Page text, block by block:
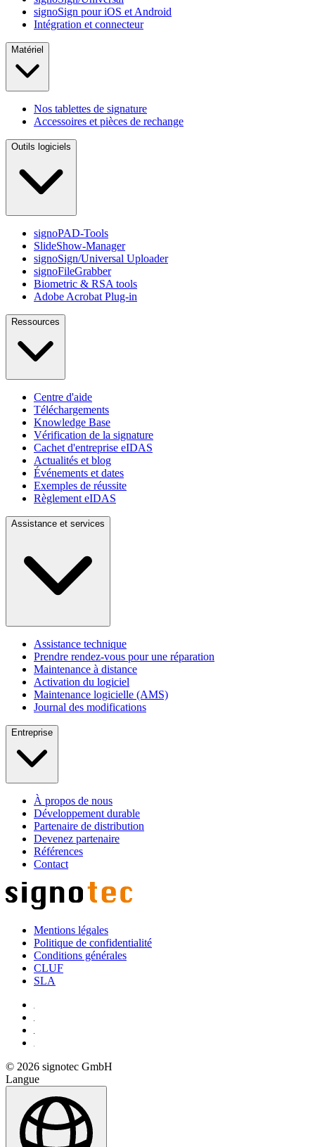
signoSign pour iOS et Android
Intégration et connecteur
Matériel
Nos tablettes de signature
Accessoires et pièces de rechange
Outils logiciels
signoPAD-Tools
SlideShow-Manager
signoSign/Universal Uploader
signoFileGrabber
Biometric & RSA tools
Adobe Acrobat Plug-in
Ressources
Centre d'aide
Téléchargements
Knowledge Base
Vérification de la signature
Cachet d'entreprise eIDAS
Actualités et blog
Événements et dates
Exemples de réussite
Règlement eIDAS
Assistance et services
Assistance technique
Prendre rendez-vous pour une réparation
Maintenance à distance
Activation du logiciel
Maintenance logicielle (AMS)
Journal des modifications
Entreprise
À propos de nous
Développement durable
Partenaire de distribution
Devenez partenaire
Références
Contact
Mentions légales
Politique de confidentialité
Conditions générales
CLUF
SLA
© 2026 signotec GmbH
Langue